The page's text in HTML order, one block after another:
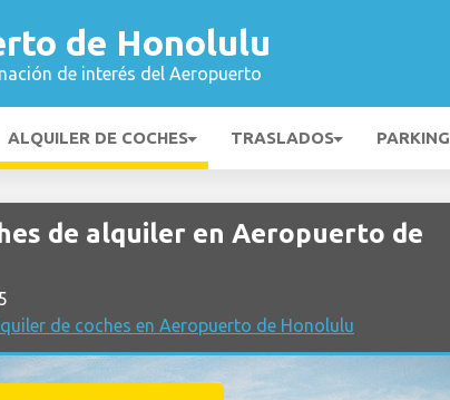
de Honolulu
de interés del Aeropuerto
ALQUILER DE COCHES TRASLADOS PARKING
de alquiler en Aeropuerto de
de coches en Aeropuerto de Honolulu